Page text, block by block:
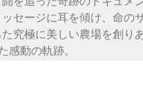
セージに耳を傾け、命の
究極に美しい農場を創り
感動の軌跡。